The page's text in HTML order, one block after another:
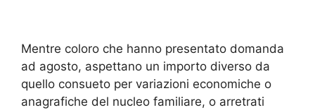
Mentre coloro che hanno presentato domanda
ad agosto, aspettano un importo diverso da
quello consueto per variazioni economiche o
anagrafiche del nucleo familiare, o arretrati